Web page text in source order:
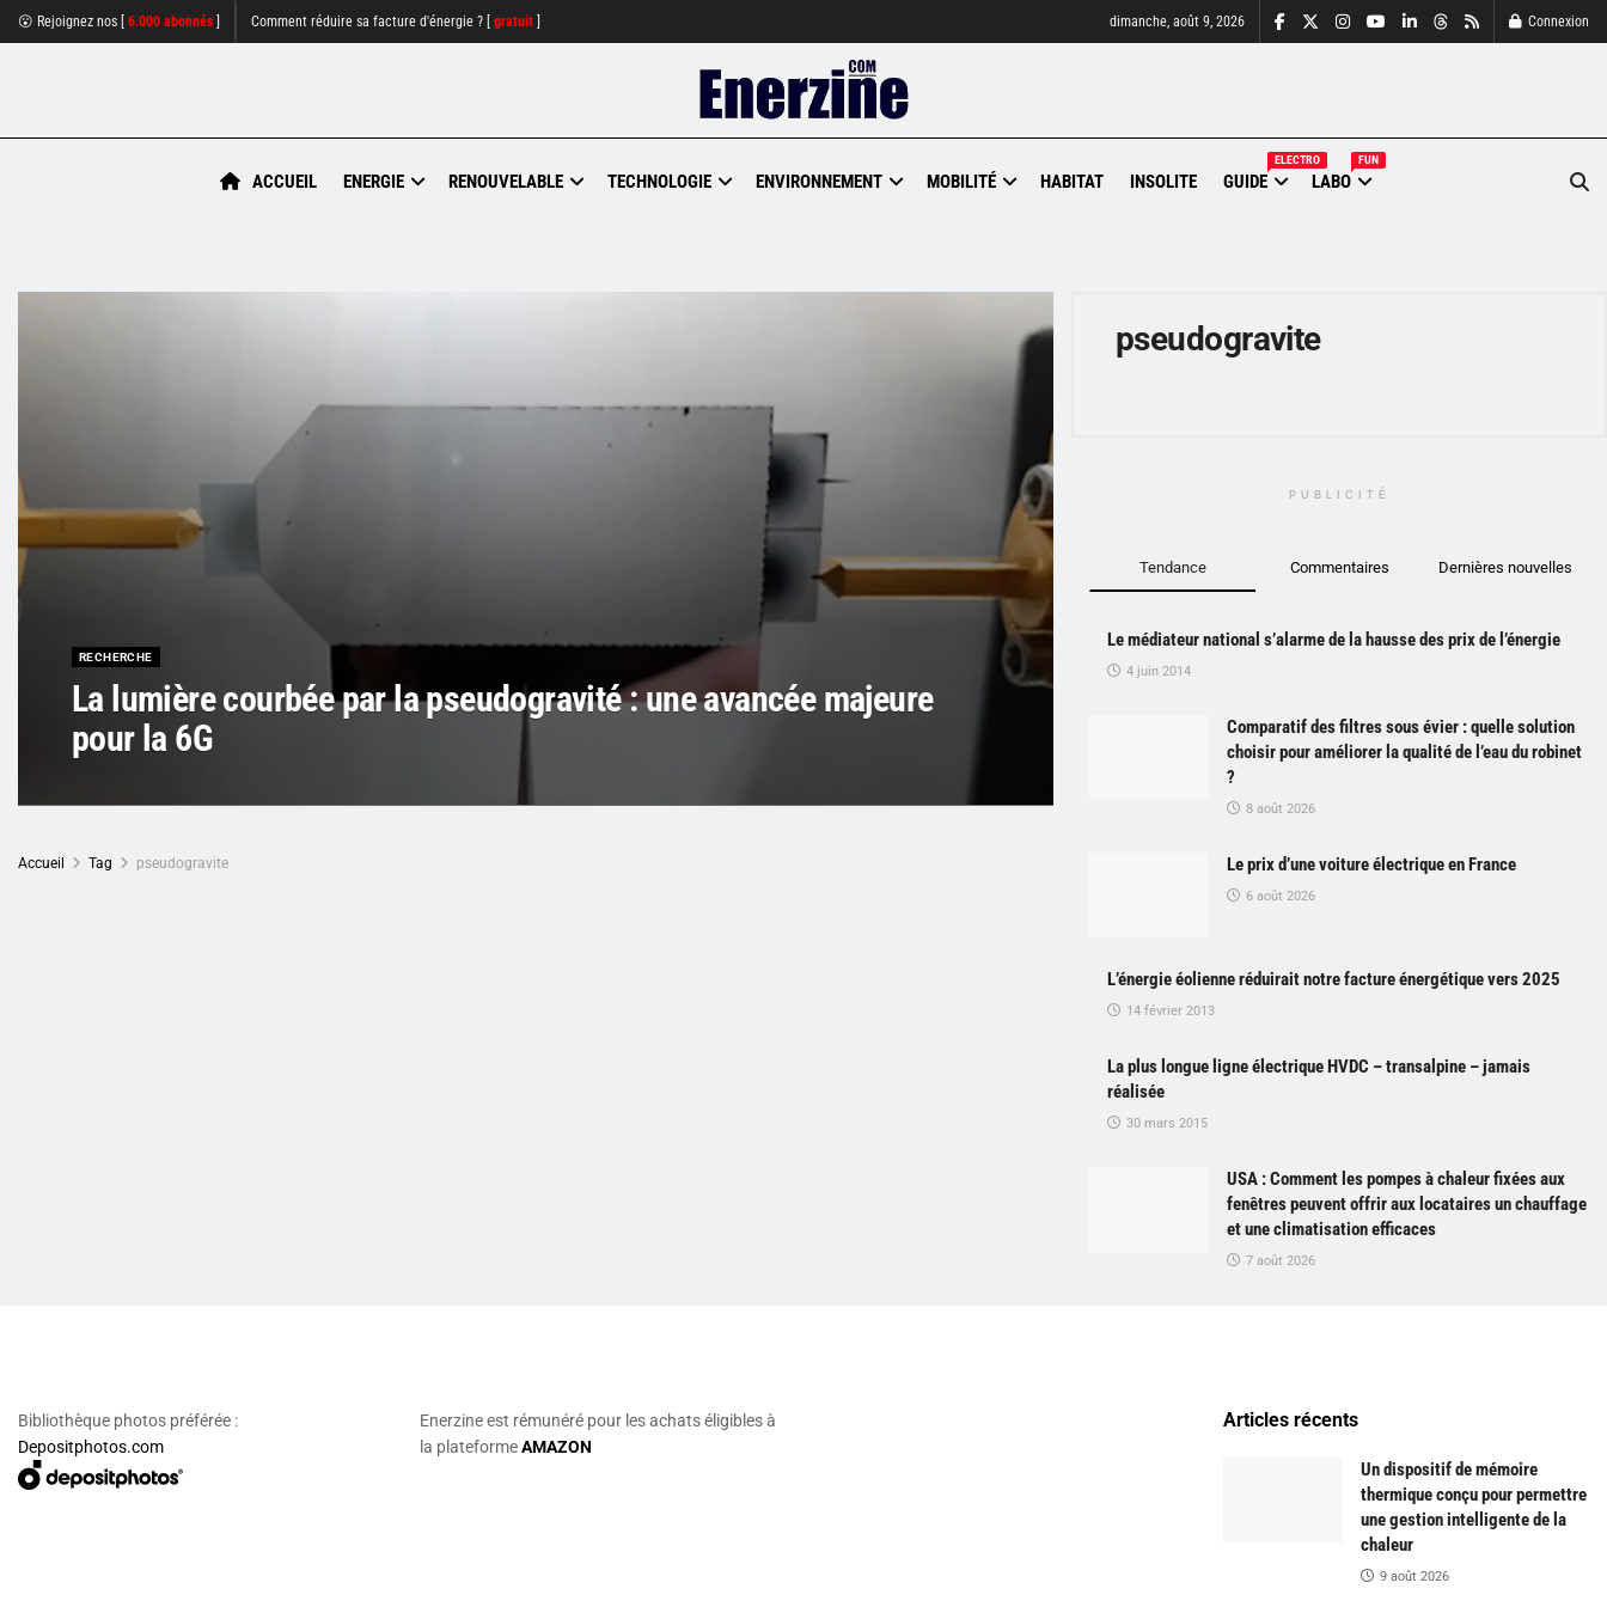
😮 Rejoignez nos [ 6.000 abonnés Comment réduire sa facture d'énergie ? [ gratuit dimanche, août 9, 2026 Connexion
ACCUEIL ENERGIE RENOUVELABLE TECHNOLOGIE ENVIRONNEMENT MOBILITÉ HABITAT INSOLITE GUIDE
ELECTRO
LABO
FUN
RECHERCHE
La lumière courbée par la pseudogravité : une avancée majeure
pour la 6G
Accueil Tag pseudogravite
pseudogravite
PUBLICITÉ
Tendance Commentaires Dernières nouvelles
Le médiateur national s’alarme de la hausse des prix de l’énergie
4 juin 2014
Comparatif des filtres sous évier : quelle solution
choisir pour améliorer la qualité de l’eau du robinet
?
8 août 2026
Le prix d’une voiture électrique en France
6 août 2026
L’énergie éolienne réduirait notre facture énergétique vers 2025
14 février 2013
La plus longue ligne électrique HVDC – transalpine – jamais
réalisée
30 mars 2015
USA : Comment les pompes à chaleur fixées aux
fenêtres peuvent offrir aux locataires un chauffage
et une climatisation efficaces
7 août 2026
Bibliothèque photos préférée :
Depositphotos.com
Enerzine est rémunéré pour les achats éligibles à
la plateformeAMAZON
Articles récents
Un dispositif de mémoire
thermique conçu pour permettre
une gestion intelligente de la
chaleur
9 août 2026